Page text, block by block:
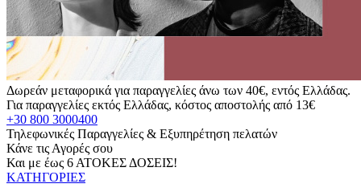
Δωρεάν μεταφορικά για παραγγελίες άνω των 40€, εντός Ελλάδας.
Για παραγγελίες εκτός Ελλάδας, κόστος αποστολής από 13€
+30 800 3000400
Τηλεφωνικές Παραγγελίες & Εξυπηρέτηση πελατών
Κάνε τις Αγορές σου
Και με έως 6 ΑΤΟΚΕΣ ΔΟΣΕΙΣ!
ΚΑΤΗΓΟΡΙΕΣ